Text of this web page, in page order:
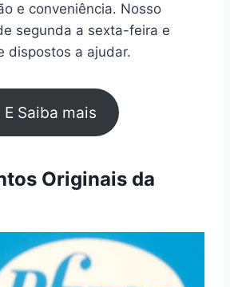
e conveniência. Nosso
segunda a sexta-feira e
dispostos a ajudar.
Saiba mais
Originais da